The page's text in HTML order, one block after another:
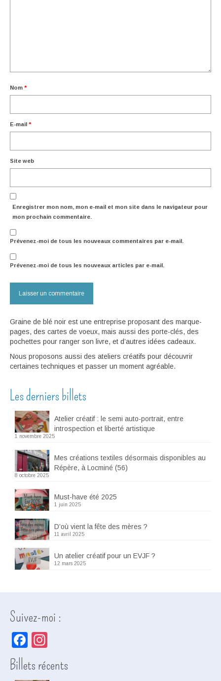
Nom *
E-mail *
Site web
Enregistrer mon nom, mon e-mail et mon site dans le navigateur pour
mon prochain commentaire.
Prévenez-moi de tous les nouveaux commentaires par e-mail.
Prévenez-moi de tous les nouveaux articles par e-mail.
Graine de blé noir est une entreprise proposant des marque-
pages, des cartes de voeux, mais aussi des porte-clés, des
pochettes pour ranger son livre, et d’autres idées cadeaux.
Nous proposons aussi des ateliers créatifs pour découvrir
certaines techniques et passer un moment agréable.
Les derniers billets
Atelier créatif : le semi auto-portrait, entre
introspection et liberté artistique
1 novembre 2025
Mes créations textiles désormais disponibles au
Répère, à Locminé (56)
8 octobre 2025
Must-have été 2025
1 juin 2025
D’où vient la fête des mères ?
11 avril 2025
Un atelier créatif pour un EVJF ?
12 mars 2025
Suivez-moi :
Facebook
Billets récents